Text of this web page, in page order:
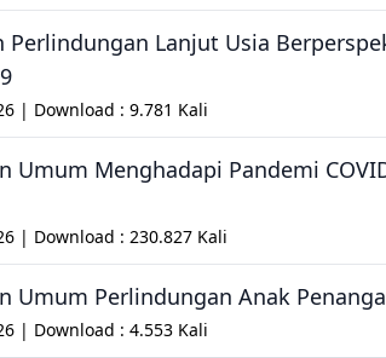
Perlindungan Lanjut Usia
| Download : 9.781 Kali
Umum Menghadapi Pandemi
| Download : 230.827 Kali
Umum Perlindungan Anak
| Download : 4.553 Kali